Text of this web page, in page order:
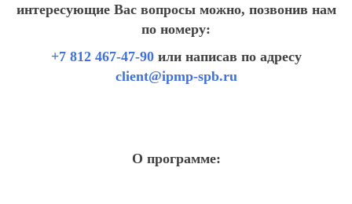
интересующие Вас вопросы можно, позвонив нам
по номеру:
+7 812 467-47-90или написав по адресу
client@ipmp-spb.ru
О программе: